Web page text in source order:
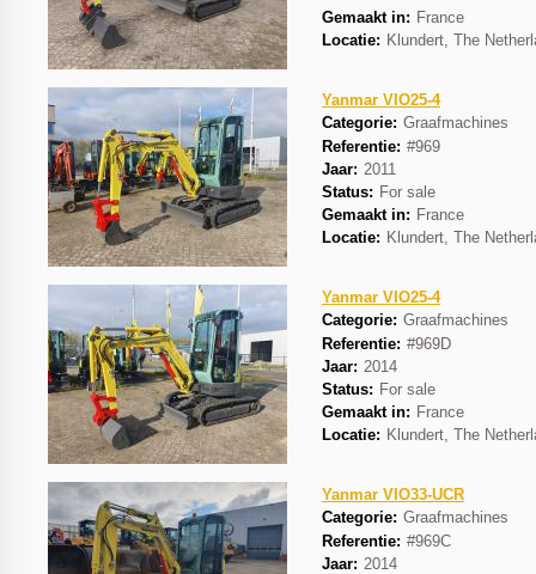
Gemaakt in: France
Locatie: Klundert, The
Yanmar VIO25-4
Categorie: Graafmachines
Referentie: #969
Jaar: 2011
Status: For sale
Gemaakt in: France
Locatie: Klundert, The
Yanmar VIO25-4
Categorie: Graafmachines
Referentie: #969D
Jaar: 2014
Status: For sale
Gemaakt in: France
Locatie: Klundert, The
Yanmar VIO33-UCR
Categorie: Graafmachines
Referentie: #969C
Jaar: 2014